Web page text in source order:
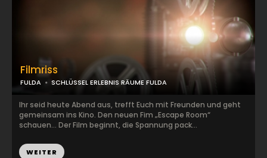
Filmriss
FULDA SCHLÜSSEL ERLEBNIS RÄUME FULDA
Ihr seid heute Abend aus, trefft Euch mit Freunden und geht
gemeinsam ins Kino. Den neuen Fim „Escape Room“
schauen… Der Film beginnt, die Spannung pack...
WEITER